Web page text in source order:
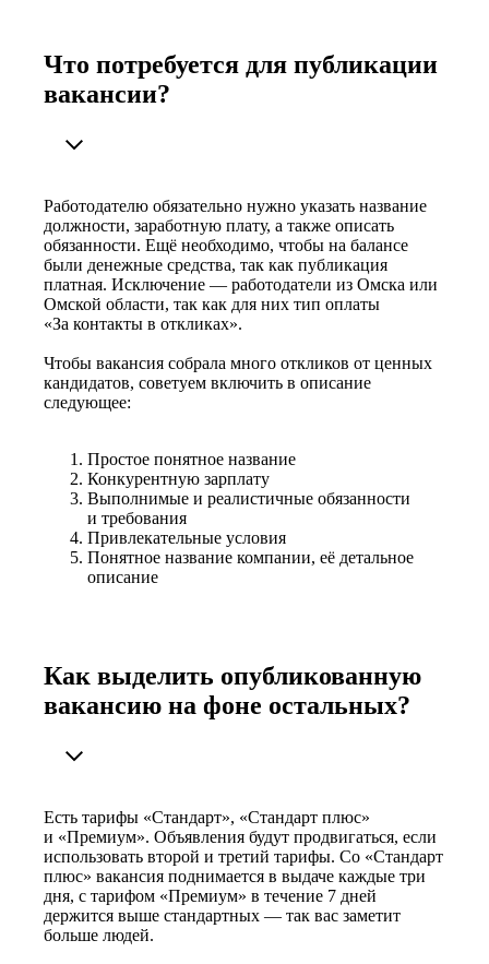
Что потребуется для публикации
вакансии?
Работодателю обязательно нужно указать название
должности, заработную плату, а также описать
обязанности. Ещё необходимо, чтобы на балансе
были денежные средства, так как публикация
платная. Исключение — работодатели из Омска или
Омской области, так как для них тип оплаты
«За контакты в откликах».
Чтобы вакансия собрала много откликов от ценных
кандидатов, советуем включить в описание
следующее:
Простое понятное название
Конкурентную зарплату
Выполнимые и реалистичные обязанности
и требования
Привлекательные условия
Понятное название компании, её детальное
описание
Как выделить опубликованную
вакансию на фоне остальных?
Есть тарифы «Стандарт», «Стандарт плюс»
и «Премиум». Объявления будут продвигаться, если
использовать второй и третий тарифы. Со «Стандарт
плюс» вакансия поднимается в выдаче каждые три
дня, с тарифом «Премиум» в течение 7 дней
держится выше стандартных — так вас заметит
больше людей.